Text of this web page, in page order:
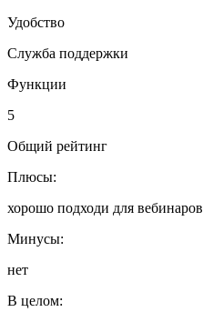
Удобство
Служба поддержки
Функции
5
Общий рейтинг
Плюсы:
хорошо подходи для вебинаров
Минусы:
нет
В целом: